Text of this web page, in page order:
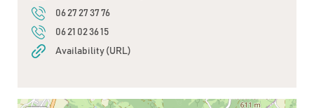
06 27 27 37 76
06 21 02 36 15
Availability (URL)